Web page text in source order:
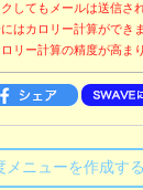
してもメールは送信され
はカロリー計算ができま
リー計算の精度が高まり
メニューを作成する